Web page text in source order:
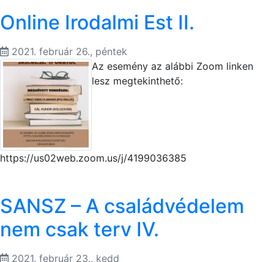
Online Irodalmi Est II.
2021. február 26., péntek
Az esemény az alábbi Zoom linken
lesz megtekinthető:
https://us02web.zoom.us/j/4199036385
SANSZ – A családvédelem
nem csak terv IV.
2021. február 23., kedd